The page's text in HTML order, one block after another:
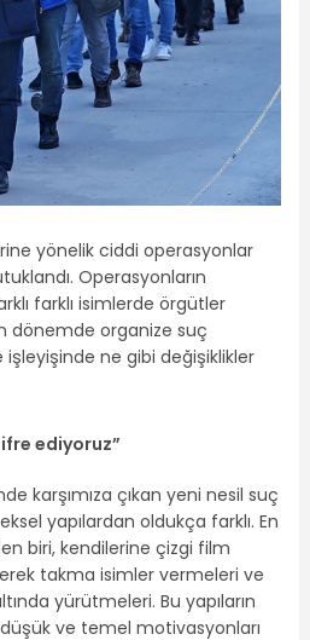
yönelik ciddi operasyonlar
Operasyonların
farklı isimlerde örgütler
dönemde organize suç
işleyişinde ne gibi değişiklikler
ediyoruz”
karşımıza çıkan yeni nesil suç
yapılardan oldukça farklı. En
biri, kendilerine çizgi film
takma isimler vermeleri ve
yürütmeleri. Bu yapıların
ve temel motivasyonları